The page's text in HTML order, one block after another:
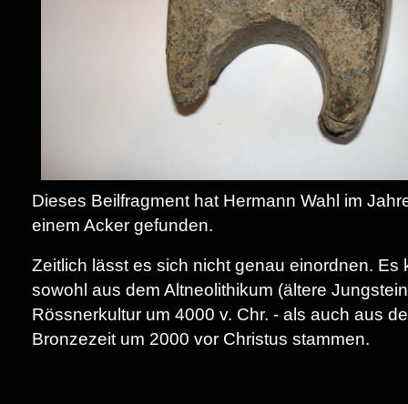
Dieses Beilfragment hat Hermann Wahl im
einem Acker gefunden.
Zeitlich lässt es sich nicht genau einordnen. Es
sowohl aus dem Altneolithikum (ältere
Rössnerkultur um 4000 v. Chr. - als auch aus
Bronzezeit um 2000 vor Christus stammen.